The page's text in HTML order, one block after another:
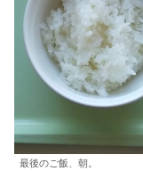
最後のご飯、朝。